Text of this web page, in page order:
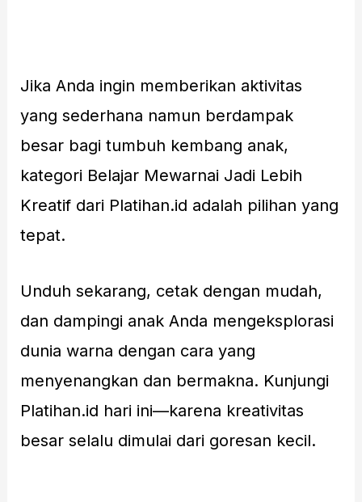
Jika Anda ingin memberikan aktivitas
yang sederhana namun berdampak
besar bagi tumbuh kembang anak,
kategori Belajar Mewarnai Jadi Lebih
Kreatif dari Platihan.id adalah pilihan yang
tepat.
Unduh sekarang, cetak dengan mudah,
dan dampingi anak Anda mengeksplorasi
dunia warna dengan cara yang
menyenangkan dan bermakna. Kunjungi
Platihan.id hari ini—karena kreativitas
besar selalu dimulai dari goresan kecil.